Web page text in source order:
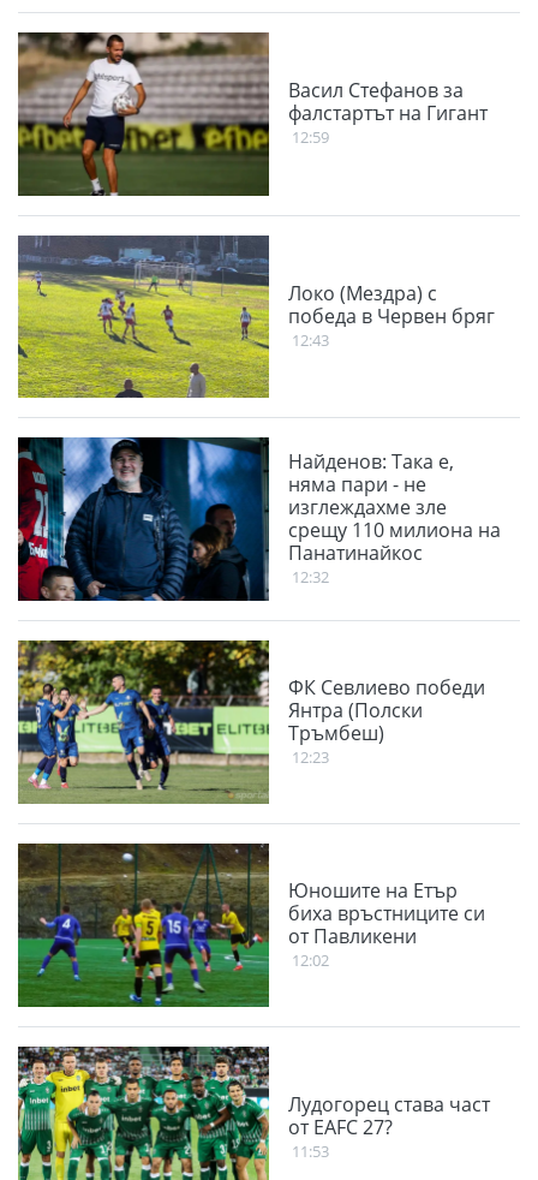
Васил Стефанов за
фалстартът на Гигант
12:59
Локо (Мездра) с
победа в Червен бряг
12:43
Найденов: Така е,
няма пари - не
изглеждахме зле
срещу 110 милиона на
Панатинайкос
12:32
ФК Севлиево победи
Янтра (Полски
Тръмбеш)
12:23
Юношите на Етър
биха връстниците си
от Павликени
12:02
Лудогорец става част
от EAFC 27?
11:53